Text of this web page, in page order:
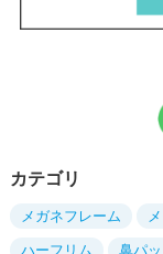
カテゴリ
メガネフレーム
ハーフリム 鼻パ